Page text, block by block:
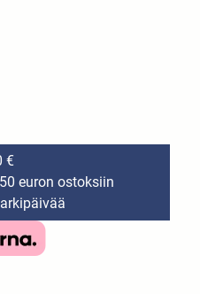
€
euron ostoksiin